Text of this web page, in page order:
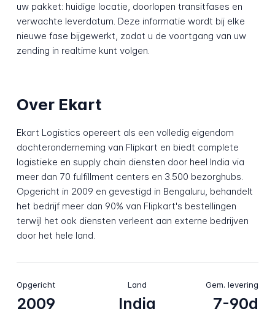
uw pakket: huidige locatie, doorlopen transitfases en
verwachte leverdatum. Deze informatie wordt bij elke
nieuwe fase bijgewerkt, zodat u de voortgang van uw
zending in realtime kunt volgen.
Over Ekart
Ekart Logistics opereert als een volledig eigendom
dochteronderneming van Flipkart en biedt complete
logistieke en supply chain diensten door heel India via
meer dan 70 fulfillment centers en 3.500 bezorghubs.
Opgericht in 2009 en gevestigd in Bengaluru, behandelt
het bedrijf meer dan 90% van Flipkart's bestellingen
terwijl het ook diensten verleent aan externe bedrijven
door het hele land.
Opgericht
2009
Land
India
Gem. levering
7-90d